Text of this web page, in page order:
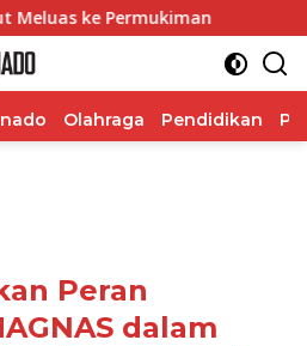
Polresta Manado
Olahraga Pendidikan
Peran
dalam